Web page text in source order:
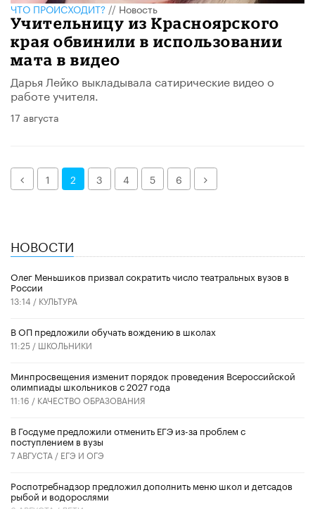
ЧТО ПРОИСХОДИТ?//Новость
Учительницу из Красноярского
края обвинили в использовании
мата в видео
Дарья Лейко выкладывала сатирические видео о
работе учителя.
17 августа
Назад1 2 3 4 5 6 Далее
НОВОСТИ
Олег Меньшиков призвал сократить число театральных вузов в
России
13:14 / КУЛЬТУРА
В ОП предложили обучать вождению в школах
11:25 / ШКОЛЬНИКИ
Минпросвещения изменит порядок проведения Всероссийской
олимпиады школьников с 2027 года
11:16 / КАЧЕСТВО ОБРАЗОВАНИЯ
В Госдуме предложили отменить ЕГЭ из-за проблем с
поступлением в вузы
7 АВГУСТА / ЕГЭ И ОГЭ
Роспотребнадзор предложил дополнить меню школ и детсадов
рыбой и водорослями